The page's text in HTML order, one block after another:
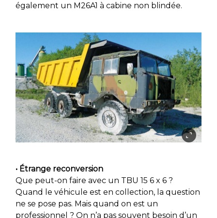
également un M26A1 à cabine non blindée.
• Étrange reconversion
Que peut-on faire avec un TBU 15 6 x 6 ?
Quand le véhicule est en collection, la question
ne se pose pas. Mais quand on est un
professionnel ? On n’a pas souvent besoin d’un